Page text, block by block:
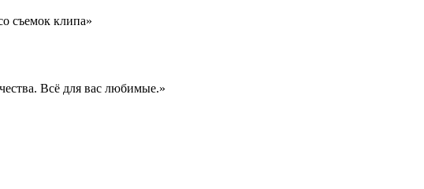
съемок клипа»
Всё для вас любимые.»